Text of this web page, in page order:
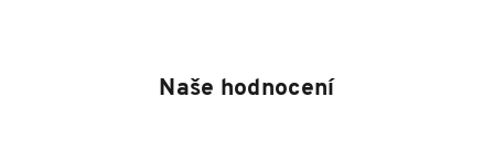
Naše hodnocení